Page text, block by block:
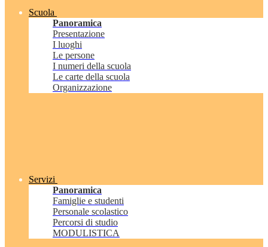
Scuola
Panoramica
Presentazione
I luoghi
Le persone
I numeri della scuola
Le carte della scuola
Organizzazione
Servizi
Panoramica
Famiglie e studenti
Personale scolastico
Percorsi di studio
MODULISTICA